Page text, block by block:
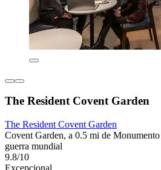
The Resident Covent Garden
The Resident Covent Garden
Covent Garden, a 0.5 mi de Monumento
guerra mundial
9.8/10
Excepcional